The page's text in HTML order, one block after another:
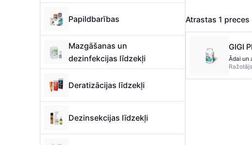
Papildbarības
Mazgāšanas un
dezinfekcijas līdzekļi
Deratizācijas līdzekļi
Dezinsekcijas līdzekļi
Atrastas 1 preces
GIGI
Ādai un